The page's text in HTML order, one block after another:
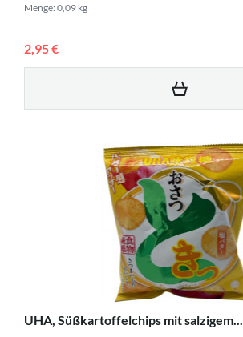
Menge: 0,09 kg
2,95 €
UHA, Süßkartoffelchips mit salzigem...